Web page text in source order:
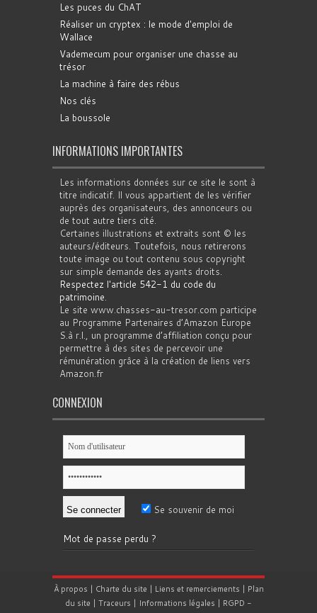
Les puces du ChAT
Réaliser un cryptex : le mode d'emploi de
Wallace
Vademecum pour organiser une chasse au
trésor
La machine à faire des rébus
Nos clés
La boussole
INFORMATIONS IMPORTANTES
Les informations données sur ce site le sont à
titre indicatif. Il vous appartient de les vérifier
auprès des organisateurs, des annonceurs ou
de tout autre tiers cité.
Certaines illustrations et extraits sont © les
auteurs/éditeurs. Toutefois, nous retirerons
toute image ou tout contenu sous copyright
sur simple demande des ayants droits.
Respectez l'article 542-1 du code du
patrimoine.
Le site www.chasses-au-tresor.com participe
au Programme Partenaires d’Amazon Europe
S.à r.l., un programme d’affiliation conçu pour
permettre à des sites de percevoir une
rémunération grâce à la création de liens vers
Amazon.fr
CONNEXION
Se souvenir de moi
Mot de passe perdu ?
À propos | Charte du site | Liens et remerciements | Plan
du site | Traceurs | Informations légales | RGPD -